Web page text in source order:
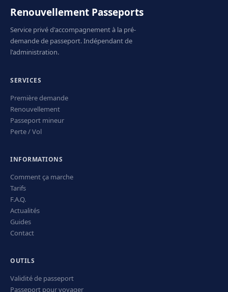
Renouvellement Passeports
Service privé d'accompagnement à la pré-
demande de passeport. Indépendant de
l'administration.
SERVICES
Première demande
Renouvellement
Passeport mineur
Perte / Vol
INFORMATIONS
Comment ça marche
Tarifs
F.A.Q.
Actualités
Guides
Contact
OUTILS
Validité de passeport
Passeport pour voyager